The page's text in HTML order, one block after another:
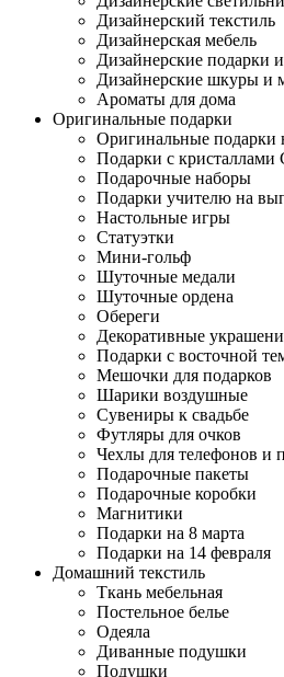
Дизайнерский текстиль
Дизайнерская мебель
Дизайнерские подарки
Дизайнерские шкуры и
Ароматы для дома
Оригинальные подарки
Оригинальные подарки
Подарки с кристаллами
Подарочные наборы
Подарки учителю на
Настольные игры
Статуэтки
Мини-гольф
Шуточные медали
Шуточные ордена
Обереги
Декоративные
Подарки с восточной
Мешочки для подарков
Шарики воздушные
Сувениры к свадьбе
Футляры для очков
Чехлы для телефонов и
Подарочные пакеты
Подарочные коробки
Магнитики
Подарки на 8 марта
Подарки на 14 февраля
Домашний текстиль
Ткань мебельная
Постельное белье
Одеяла
Диванные подушки
Подушки